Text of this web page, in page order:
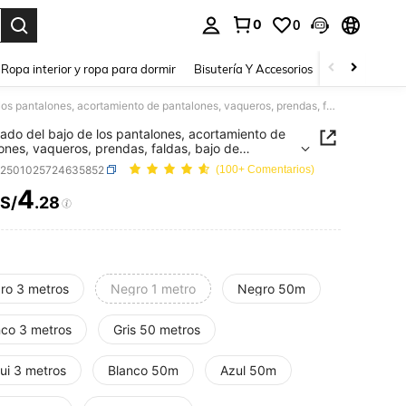
0 0
Ropa interior y ropa para dormir Bisutería Y Accesorios Zapatos
Planchado del bajo de los pantalones, acortamiento de pantalones, vaqueros, prendas, faldas, bajo de pantalones de costura DIY
del bajo de los pantalones, acortamiento de
vaqueros, prendas, faldas, bajo de
de costura DIY
(100+ Comentarios)
AND AVAILABILITY
S/4.28
3 metros Negro 1 metro Negro 50m
3 metros Gris 50 metros
3 metros Blanco 50m Azul 50m